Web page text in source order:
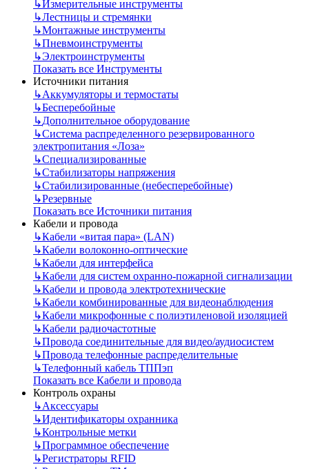
↳Измерительные инструменты
↳Лестницы и стремянки
↳Монтажные инструменты
↳Пневмоинструменты
↳Электроинструменты
Показать все Инструменты
Источники питания
↳Аккумуляторы и термостаты
↳Бесперебойные
↳Дополнительное оборудование
↳Система распределенного резервированного
электропитания «Лоза»
↳Специализированные
↳Стабилизаторы напряжения
↳Стабилизированные (небесперебойные)
↳Резервные
Показать все Источники питания
Кабели и провода
↳Кабели «витая пара» (LAN)
↳Кабели волоконно-оптические
↳Кабели для интерфейса
↳Кабели для систем охранно-пожарной сигнализации
↳Кабели и провода электротехнические
↳Кабели комбинированные для видеонаблюдения
↳Кабели микрофонные с полиэтиленовой изоляцией
↳Кабели радиочастотные
↳Провода соединительные для видео/аудиосистем
↳Провода телефонные распределительные
↳Телефонный кабель ТППэп
Показать все Кабели и провода
Контроль охраны
↳Аксессуары
↳Идентификаторы охранника
↳Контрольные метки
↳Программное обеспечение
↳Регистраторы RFID